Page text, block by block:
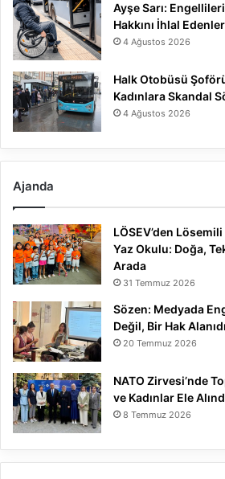
Ayşe Sarı:
Hakkını İhlal
4 Ağustos 2026
Halk Otobüsü
Kadınlara Skandal
4 Ağustos 2026
Ajanda
LÖSEV’den
Yaz Okulu: Doğa,
Arada
31 Temmuz 2026
Sözen: Medyada
Değil, Bir Hak
20 Temmuz 2026
NATO Zirvesi’nde
ve Kadınlar Ele
8 Temmuz 2026